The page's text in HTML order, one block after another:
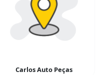
Carlos Auto Peças